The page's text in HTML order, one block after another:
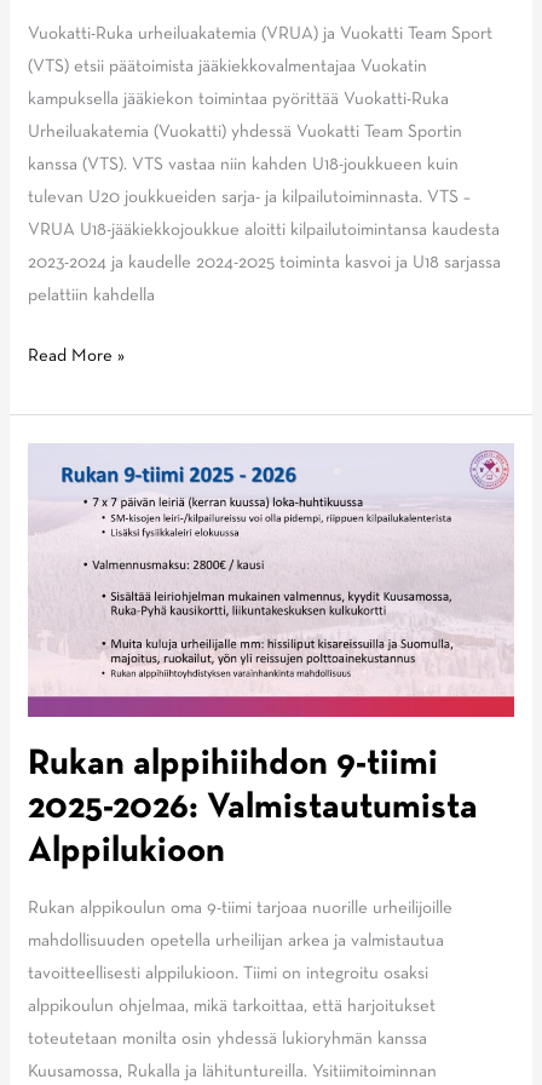
Vuokatti-Ruka urheiluakatemia (VRUA) ja Vuokatti Team Sport
(VTS) etsii päätoimista jääkiekkovalmentajaa Vuokatin
kampuksella jääkiekon toimintaa pyörittää Vuokatti-Ruka
Urheiluakatemia (Vuokatti) yhdessä Vuokatti Team Sportin
kanssa (VTS). VTS vastaa niin kahden U18-joukkueen kuin
tulevan U20 joukkueiden sarja- ja kilpailutoiminnasta. VTS –
VRUA U18-jääkiekkojoukkue aloitti kilpailutoimintansa kaudesta
2023-2024 ja kaudelle 2024-2025 toiminta kasvoi ja U18 sarjassa
pelattiin kahdella
Haemme
Read More »
Rukan alppihiihdon 9-tiimi
2025-2026: Valmistautumista
Alppilukioon
Rukan alppikoulun oma 9-tiimi tarjoaa nuorille urheilijoille
mahdollisuuden opetella urheilijan arkea ja valmistautua
tavoitteellisesti alppilukioon. Tiimi on integroitu osaksi
alppikoulun ohjelmaa, mikä tarkoittaa, että harjoitukset
toteutetaan monilta osin yhdessä lukioryhmän kanssa
Kuusamossa, Rukalla ja lähituntureilla. Ysitiimitoiminnan